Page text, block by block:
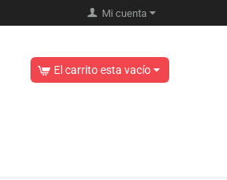
Mi cuenta
El carrito esta vacío